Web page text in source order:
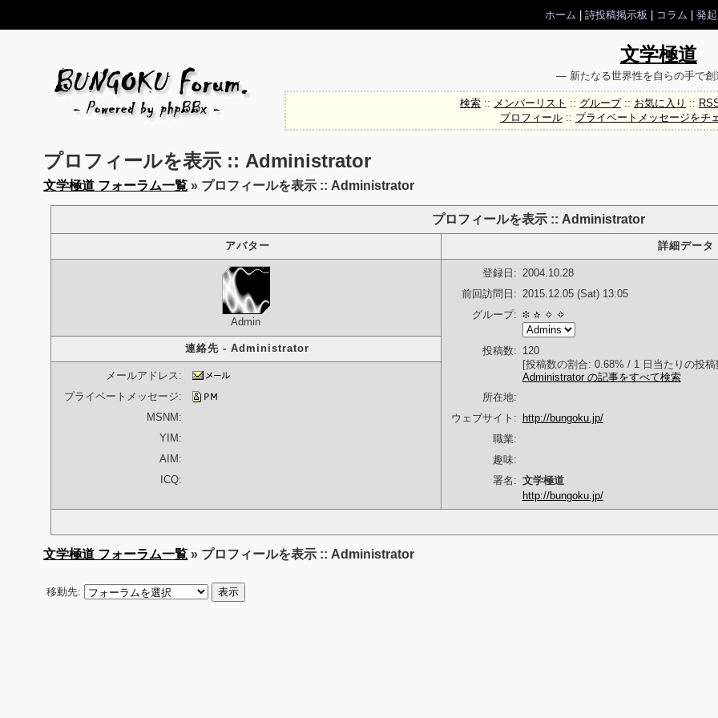
ホーム 詩投稿掲示板 コラム 発
文学極道
― 新たなる世界性を自らの手で
検索:: メンバーリスト :: グループ:: お気に入り ::
プロフィール:: プライベートメッセージをチ
プロフィールを表示 :: Administrator
文学極道 フォーラム一覧 » プロフィールを表示 :: Administrator
プロフィールを表示 :: Administrator
アバター 詳細デー
Admin
登録日: 2004.10.28
前回訪問日: 2015.12.05 (Sat) 13:05
グループ:
投稿数: 120
[投稿数の割合: 0.68% / 1 日当たりの投稿
Administrator の記事をすべて検索
所在地:
ウェブサイト:
http://bungoku.jp/
職業:
趣味:
署名: 文学極道
http://bungoku.jp/
連絡先 - Administrator
メールアドレス:
プライベートメッセージ:
MSNM:
YIM:
AIM:
ICQ:
文学極道 フォーラム一覧 » プロフィールを表示 :: Administrator
移動先: